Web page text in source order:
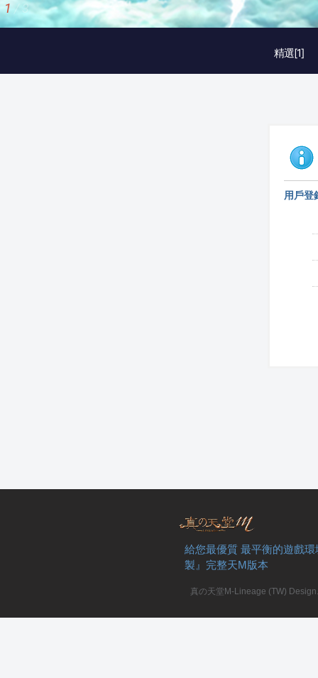
精選[1]
1 / 3
用戶登
給您最優質 最平衡的遊戲
製』完整天M版本
真の天堂M-Lineage (TW)